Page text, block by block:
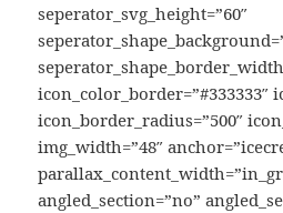
seperator_svg_height=”60″
icon_color_border=”#333333″
icon_border_radius=”500″
img_width=”48″
angled_section=”no”